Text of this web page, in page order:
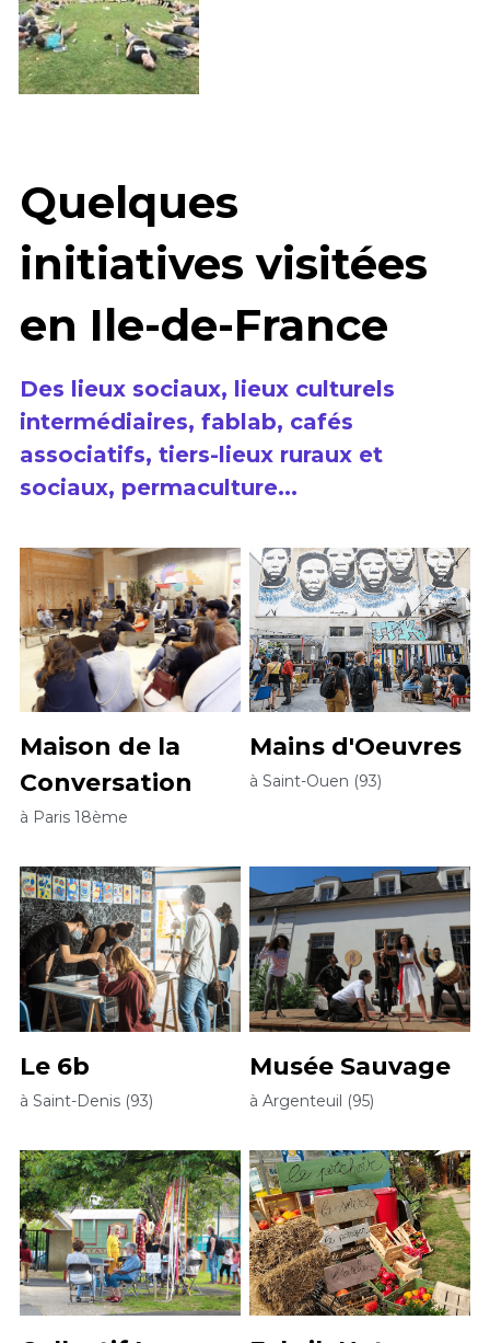
Quelques
initiatives visitées
en Ile-de-France
Des lieux sociaux, lieux culturels
intermédiaires, fablab, cafés
associatifs, tiers-lieux ruraux et
sociaux, permaculture...
Maison de la
Conversation
à Paris 18ème
Mains d'Oeuvres
à Saint-Ouen (93)
Le 6b
à Saint-Denis (93)
Musée Sauvage
à Argenteuil (95)